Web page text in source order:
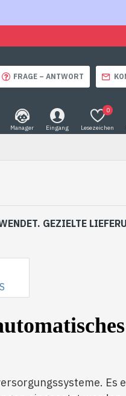
FRAGE – ANTWORT
Manager Eingang Lesezeichen
0
GEZIELTE
Es